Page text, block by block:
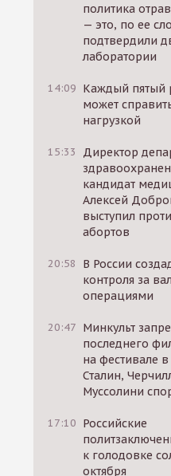
политика
— это, по ее
подтвердили
лаборатории
14:09 Каждый пятый
может
нагрузкой
15:33
Директор
кандидат
Алексей
выступил
абортов
20:58
В России
контроля за
операциями
20:47 Минкульт
последнего
на фестивале
Сталин,
Муссолини
17:10 Российские
к голодовке
октября